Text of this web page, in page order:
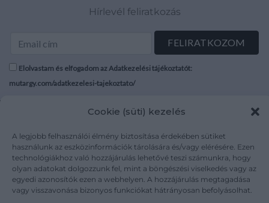
Cookie (süti) kezelés
A legjobb felhasználói élmény biztosítása érdekében sütiket
használunk az eszközinformációk tárolására és/vagy elérésére. Ezen
technológiákhoz való hozzájárulás lehetővé teszi számunkra, hogy
olyan adatokat dolgozzunk fel, mint a böngészési viselkedés vagy az
egyedi azonosítók ezen a webhelyen. A hozzájárulás megtagadása
vagy visszavonása bizonyos funkciókat hátrányosan befolyásolhat.
Hírlevél feliratkozás
Elolvastam és elfogadom az Adatkezelési tájékoztatót:
mutargy.com/adatkezelesi-tajekoztato/
Karrier
Kapcsolat
Áraink
Adatvédelem
Impresszum